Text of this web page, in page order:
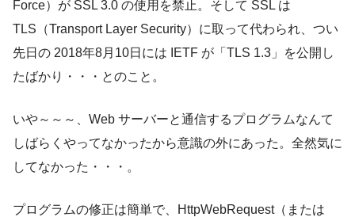
Force）が SSL 3.0 の使用を禁止。そして SSL は
TLS（Transport Layer Security）に取って代わられ、つい
先日の 2018年8月10日には IETF が「TLS 1.3」を公開し
たばかり・・・とのこと。
いや～～～、Web サーバーと通信するプログラムなんて
しばらくやってなかったから意識の外にあった。全然気に
してなかった・・・。
プログラムの修正は簡単で、HttpWebRequest（または